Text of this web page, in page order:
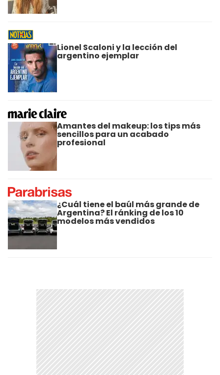
Lionel Scaloni y la lección del
argentino ejemplar
Amantes del makeup: los tips más
sencillos para un acabado
profesional
¿Cuál tiene el baúl más grande de
Argentina? El ránking de los 10
modelos más vendidos